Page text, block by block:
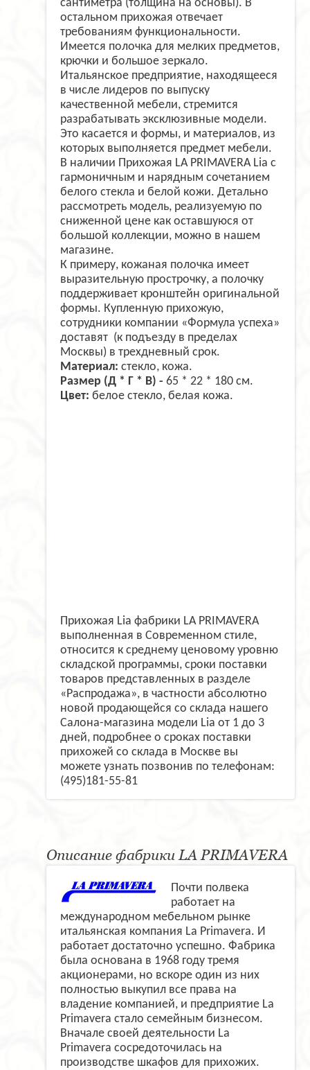
сантиметра (толщина на основы). В
остальном прихожая отвечает
требованиям функциональности.
Имеется полочка для мелких предметов,
крючки и большое зеркало.
Итальянское предприятие, находящееся
в числе лидеров по выпуску
качественной мебели, стремится
разрабатывать эксклюзивные модели.
Это касается и формы, и материалов, из
которых выполняется предмет мебели.
В наличии Прихожая LA PRIMAVERA Lia с
гармоничным и нарядным сочетанием
белого стекла и белой кожи. Детально
рассмотреть модель, реализуемую по
сниженной цене как оставшуюся от
большой коллекции, можно в нашем
магазине.
К примеру, кожаная полочка имеет
выразительную прострочку, а полочку
поддерживает кронштейн оригинальной
формы. Купленную прихожую,
сотрудники компании «Формула успеха»
доставят (к подъезду в пределах
Москвы) в трехдневный срок.
Материал: стекло, кожа.
Размер (Д * Г * В) - 65 * 22 * 180 см.
Цвет: белое стекло, белая кожа.
Прихожая Lia фабрики LA PRIMAVERA
выполненная в Современном стиле,
относится к среднему ценовому уровню
складской программы, сроки поставки
товаров представленных в разделе
«Распродажа», в частности абсолютно
новой продающейся со склада нашего
Салона-магазина модели Lia от 1 до 3
дней, подробнее о сроках поставки
прихожей со склада в Москве вы
можете узнать позвонив по телефонам:
(495)181-55-81
Описание фабрики LA PRIMAVERA
Почти полвека
работает на
международном мебельном рынке
итальянская компания La Primavera. И
работает достаточно успешно. Фабрика
была основана в 1968 году тремя
акционерами, но вскоре один из них
полностью выкупил все права на
владение компанией, и предприятие La
Primavera стало семейным бизнесом.
Вначале своей деятельности La
Primavera сосредоточилась на
производстве шкафов для прихожих.